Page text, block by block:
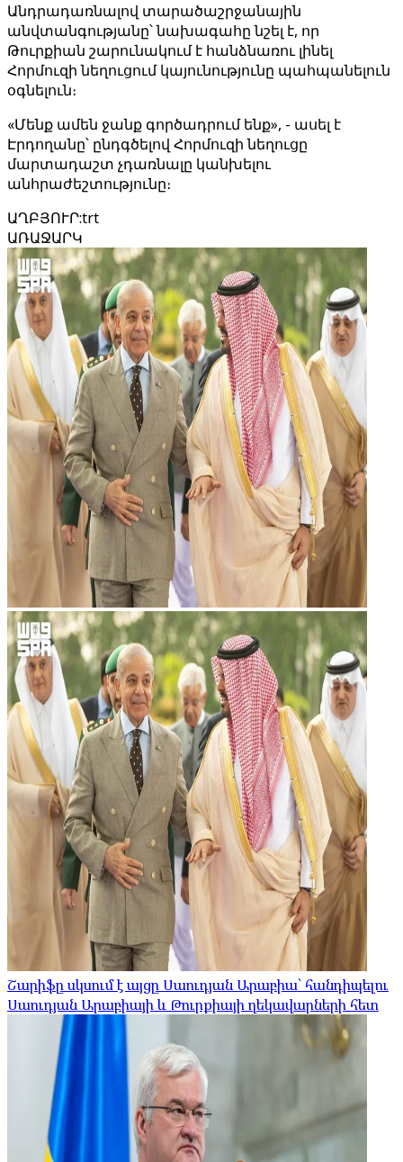
Անդրադառնալով տարածաշրջանային
անվտանգությանը՝ նախագահը նշել է, որ
Թուրքիան շարունակում է հանձնառու լինել
Հորմուզի նեղուցում կայունությունը պահպանելուն
օգնելուն։
«Մենք ամեն ջանք գործադրում ենք», - ասել է
Էրդողանը՝ ընդգծելով Հորմուզի նեղուցը
մարտադաշտ չդառնալը կանխելու
անհրաժեշտությունը։
ԱՂԲՅՈՒՐ:trt
ԱՌԱՋԱՐԿ
Շարիֆը սկսում է այցը Սաուդյան Արաբիա՝ հանդիպելու
Սաուդյան Արաբիայի և Թուրքիայի ղեկավարների հետ